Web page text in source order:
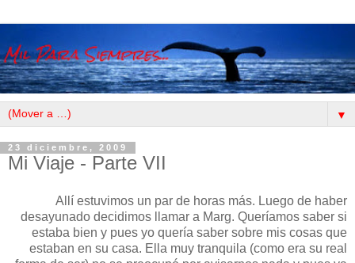
▼
23 diciembre, 2009
Mi Viaje - Parte VII
Allí estuvimos un par de horas más. Luego de haber
desayunado decidimos llamar a Marg. Queríamos saber si
estaba bien y pues yo quería saber sobre mis cosas que
estaban en su casa. Ella muy tranquila (como era su real